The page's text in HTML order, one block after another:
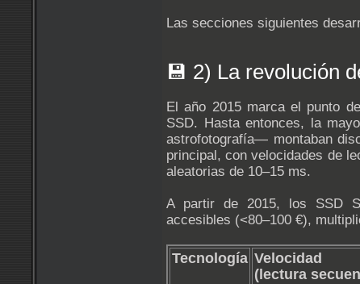
Las secciones siguientes
💾 2) La revolución
El año 2015 marca el punto
SSD. Hasta entonces, la
astrofotografía— montaban
principal, con velocidades de
aleatorias de 10–15 ms.
A partir de 2015, los SSD
accesibles (<80–100 €),
Tecnología Velocidad
(lectura